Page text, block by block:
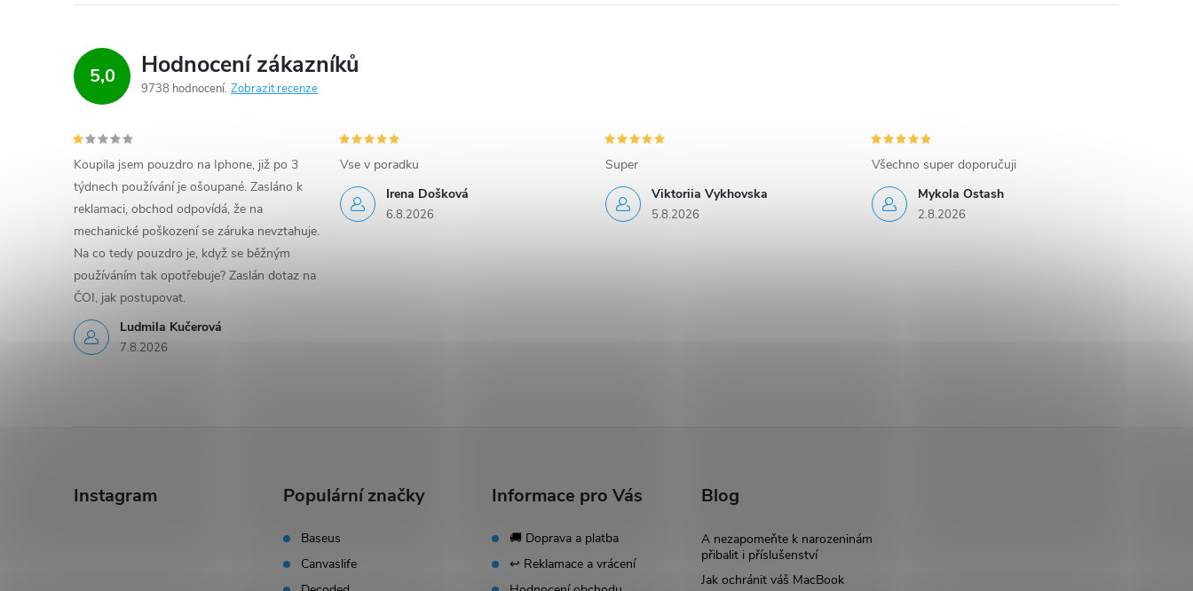
5,0 Hodnocení zákazníků
9738 hodnocení Zobrazit recenze
Ludmila Kučerová
7.8.2026
Koupila jsem pouzdro na Iphone, již po 3
týdnech používání je ošoupané. Zasláno k
reklamaci, obchod odpovídá, že na
mechanické poškození se záruka nevztahuje.
Na co tedy pouzdro je, když se běžným
používáním tak opotřebuje? Zaslán dotaz na
ČOI, jak postupovat.
Irena Došková
6.8.2026
Vse v poradku
Viktoriia Vykhovska
5.8.2026
Super
Mykola Ostash
2.8.2026
Všechno super doporučuji
Instagram Populární značky
Baseus
Canvaslife
Informace pro Vás
🚚 Doprava a platba
↩️ Reklamace a vrácení
Blog
A nezapomeňte k narozeninám
přibalit i příslušenství
Jak ochránit váš MacBook